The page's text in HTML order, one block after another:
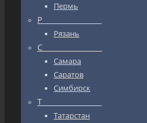
Пермь
Р_________________
Рязань
С_________________
Самара
Саратов
Симбирск
Т_________________
Татарстан